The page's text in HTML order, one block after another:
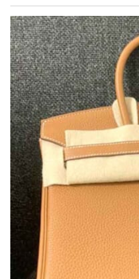
中野ブロードウェイ